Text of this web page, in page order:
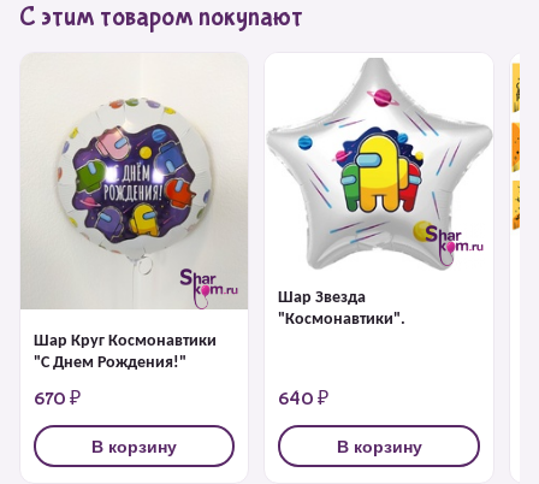
С этим товаром покупают
Шар Круг Космонавтики
"С Днем Рождения!"
670 ₽
В корзину
Шар Звезда
"Космонавтики".
640 ₽
В корзину